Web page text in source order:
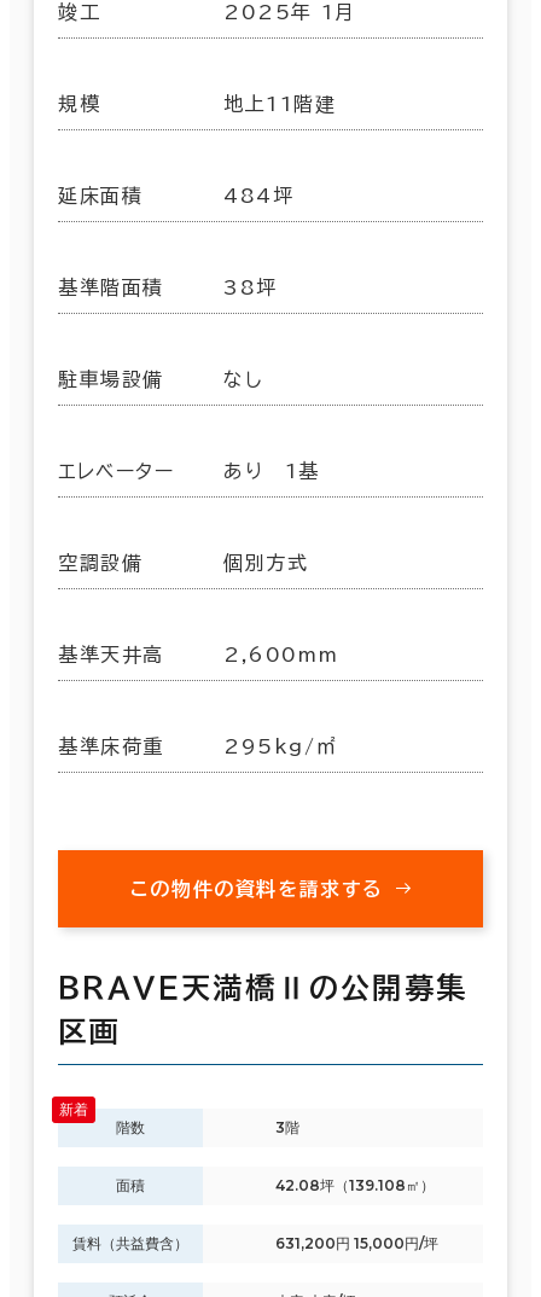
竣工 2025年 1月
規模 地上11階建
延床面積 484坪
基準階面積 38坪
駐車場設備 なし
エレベーター あり 1基
空調設備 個別方式
基準天井高 2,600mm
基準床荷重 295kg/㎡
この物件の資料を請求する
ＢＲＡＶＥ天満橋Ⅱの公開募集
区画
階数 3階
面積 42.08坪（139.108㎡）
賃料（共益費含） 631,200円 15,000円/坪